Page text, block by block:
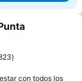
con todos los